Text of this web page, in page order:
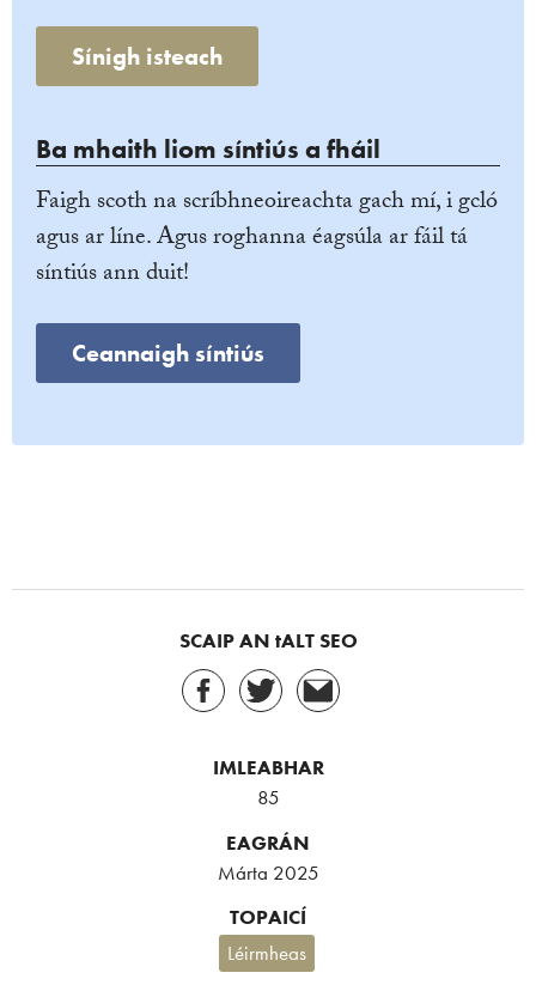
Sínigh isteach
Ba mhaith liom síntiús a fháil
Faigh scoth na scríbhneoireachta gach mí, i gcló
agus ar líne. Agus roghanna éagsúla ar fáil tá
síntiús ann duit!
Ceannaigh síntiús
SCAIP AN tALT SEO
IMLEABHAR
85
EAGRÁN
Márta 2025
TOPAICÍ
Léirmheas